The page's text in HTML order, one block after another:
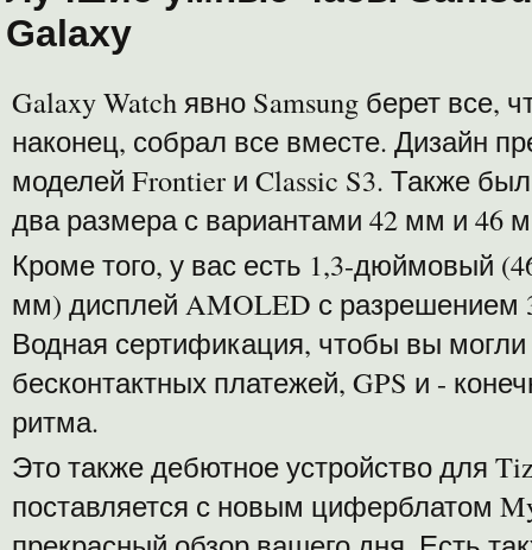
Galaxy
Galaxy Watch явно Samsung берет все,
наконец, собрал все вместе. Дизайн
моделей Frontier и Classic S3. Также
два размера с вариантами 42 мм и 46
Кроме того, у вас есть 1,3-дюймовый
мм) дисплей AMOLED с разрешением
Водная сертификация, чтобы вы
бесконтактных платежей, GPS и -
ритма.
Это также дебютное устройство для
поставляется с новым циферблатом